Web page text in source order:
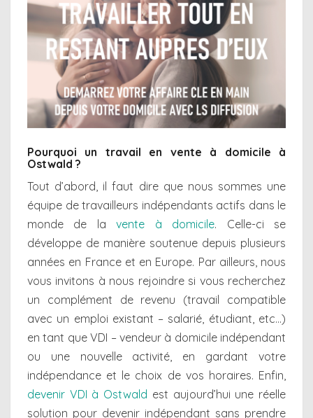
Pourquoi un travail en vente à domicile à
Ostwald ?
Tout d’abord, il faut dire que nous sommes une
équipe de travailleurs indépendants actifs dans le
monde de lavente à domicile. Celle-ci se
développe de manière soutenue depuis plusieurs
années en France et en Europe. Par ailleurs, nous
vous invitons à nous rejoindre si vous recherchez
un complément de revenu (travail compatible
avec un emploi existant – salarié, étudiant, etc…)
en tant que VDI – vendeur à domicile indépendant
ou une nouvelle activité, en gardant votre
indépendance et le choix de vos horaires. Enfin,
devenir VDI à Ostwald est aujourd’hui une réelle
solution pour devenir indépendant sans prendre